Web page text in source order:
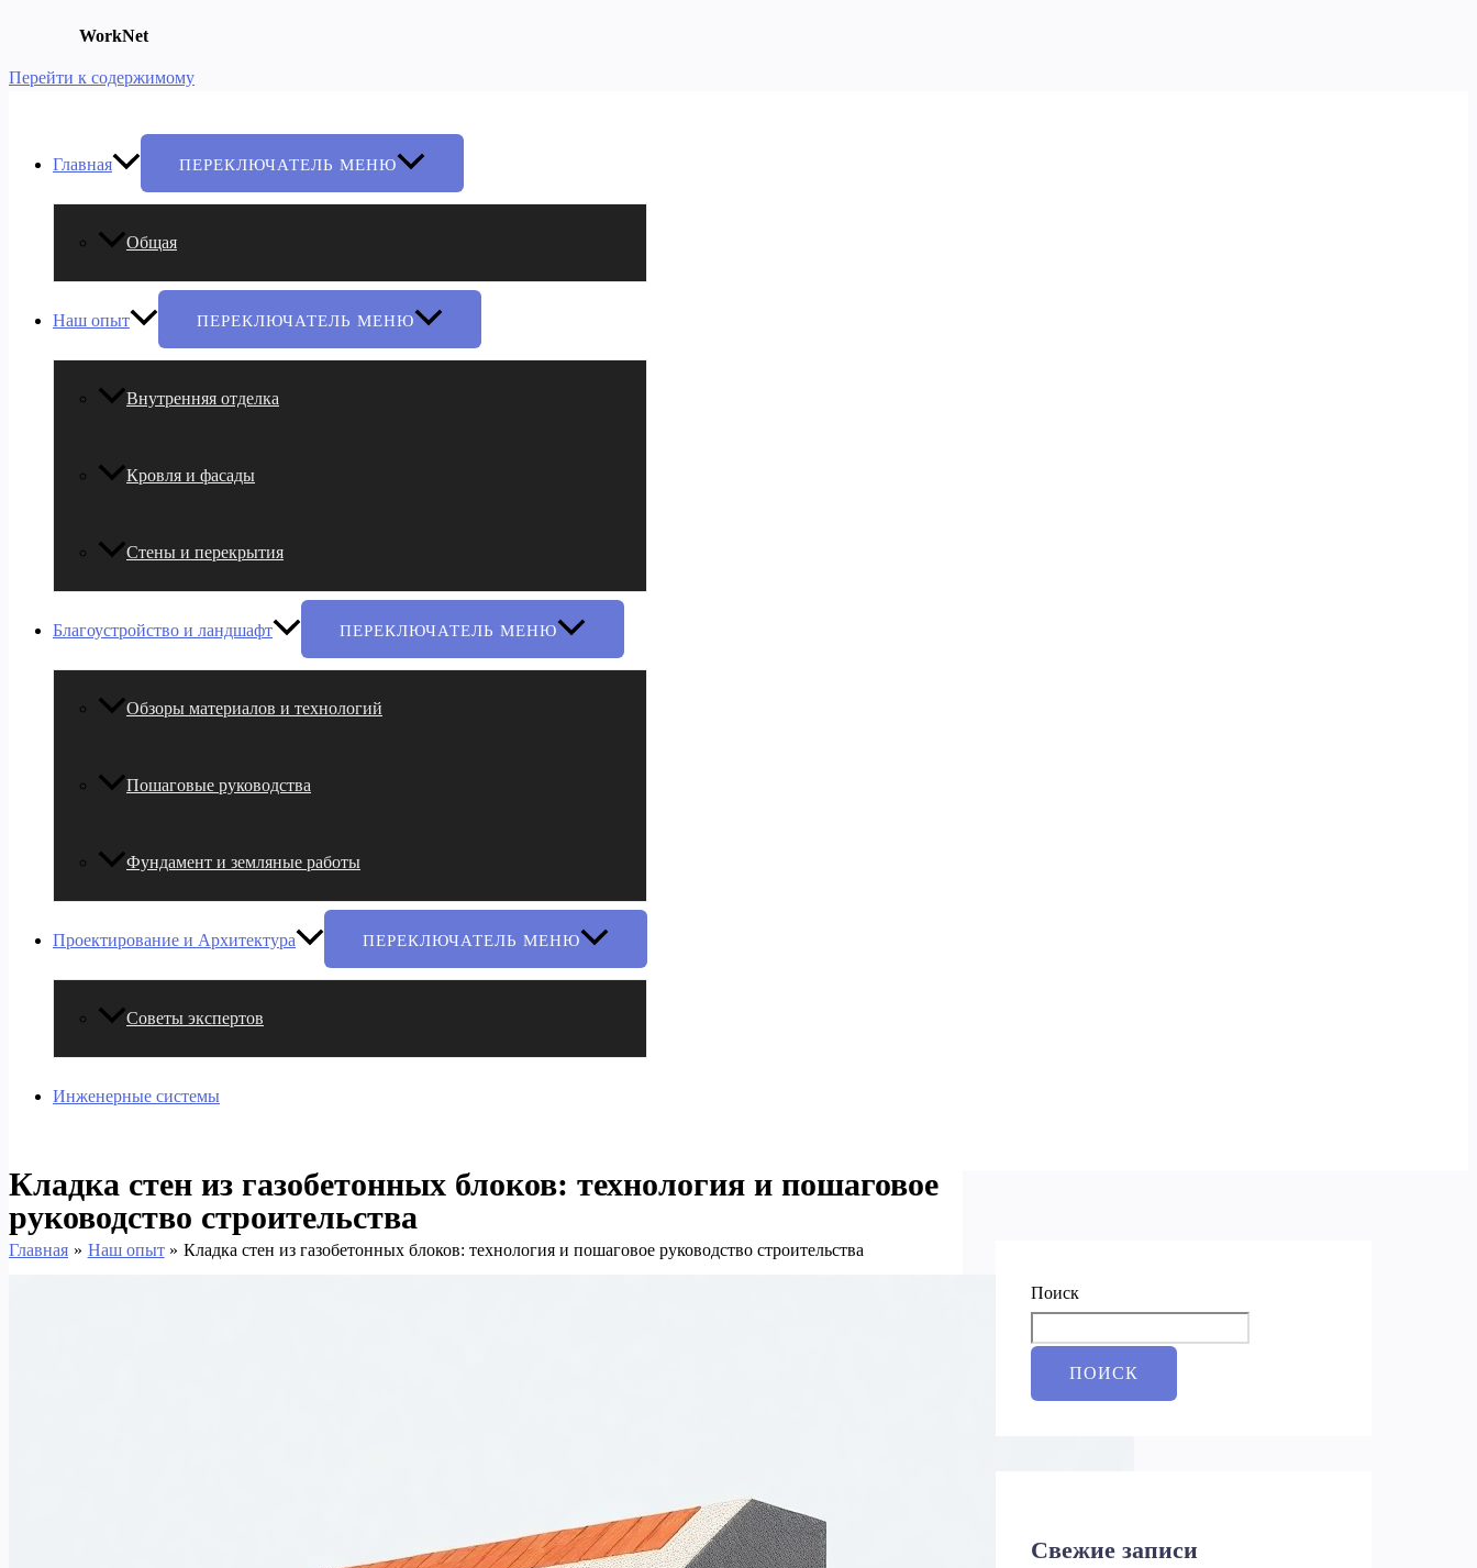
WorkNet
Перейти к содержимому
Главная ПЕРЕКЛЮЧАТЕЛЬ МЕНЮ
Общая
Наш опыт ПЕРЕКЛЮЧАТЕЛЬ МЕНЮ
Внутренняя отделка
Кровля и фасады
Стены и перекрытия
Благоустройство и ландшафт ПЕРЕКЛЮЧАТЕЛЬ МЕНЮ
Обзоры материалов и технологий
Пошаговые руководства
Фундамент и земляные работы
Проектирование и Архитектура ПЕРЕКЛЮЧАТЕЛЬ МЕНЮ
Советы экспертов
Инженерные системы
Кладка стен из газобетонных блоков: технология и пошаговое
руководство строительства
Главная Наш опыт Кладка стен из газобетонных блоков: технология и пошаговое руководство строительства
Поиск
ПОИСК
Свежие записи